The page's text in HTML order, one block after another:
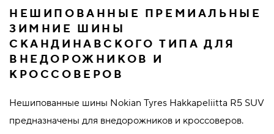
НЕШИПОВАННЫЕ ПРЕМИАЛЬНЫЕ
ЗИМНИЕ ШИНЫ
СКАНДИНАВСКОГО ТИПА ДЛЯ
ВНЕДОРОЖНИКОВ И
КРОССОВЕРОВ
Нешипованные шины Nokian Tyres Hakkapeliitta R5 SUV
предназначены для внедорожников и кроссоверов.